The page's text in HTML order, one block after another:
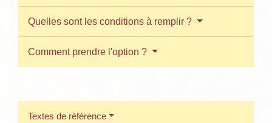
Quelles sont les conditions à remplir ?
Comment prendre l'option ?
Textes de référence